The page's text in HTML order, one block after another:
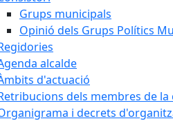
Grups municipals
Opinió dels Grups Polítics
alcalde
d'actuació
dels membres de
i decrets